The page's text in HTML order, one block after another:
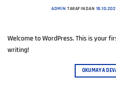
ADMIN TARAFINDAN
Welcome to WordPress. This is your
writing!
OKUMAYA